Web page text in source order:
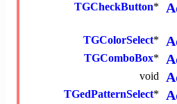
TGCheckButton*
TGColorSelect*
TGComboBox*
void
TGedPatternSelect*